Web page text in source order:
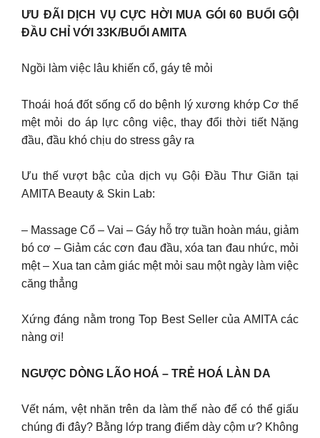
ƯU ĐÃI DỊCH VỤ CỰC HỜI MUA GÓI 60 BUỔI GỘI
ĐẦU CHỈ VỚI 33K/BUỔI AMITA
Ngồi làm việc lâu khiến cổ, gáy tê mỏi
Thoái hoá đốt sống cổ do bệnh lý xương khớp Cơ thể
mệt mỏi do áp lực công việc, thay đổi thời tiết Nặng
đầu, đầu khó chịu do stress gây ra
Ưu thế vượt bậc của dịch vụ Gội Đầu Thư Giãn tại
AMITA Beauty & Skin Lab:
– Massage Cổ – Vai – Gáy hỗ trợ tuần hoàn máu, giảm
bó cơ – Giảm các cơn đau đầu, xóa tan đau nhức, mỏi
mệt – Xua tan cảm giác mệt mỏi sau một ngày làm việc
căng thẳng
Xứng đáng nằm trong Top Best Seller của AMITA các
nàng ơi!
NGƯỢC DÒNG LÃO HOÁ – TRẺ HOÁ LÀN DA
Vết nám, vệt nhăn trên da làm thế nào để có thể giấu
chúng đi đây? Bằng lớp trang điểm dày cộm ư? Không